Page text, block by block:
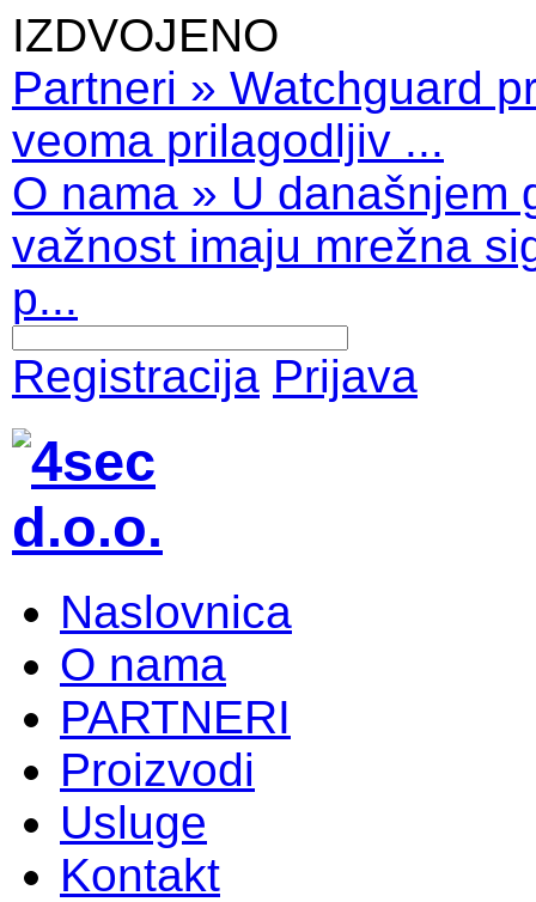
IZDVOJENO
Partneri » Watchguard
veoma prilagodljiv ...
O nama » U današnjem
važnost imaju mrežna
p...
Registracija Prijava
Naslovnica
O nama
PARTNERI
Proizvodi
Usluge
Kontakt